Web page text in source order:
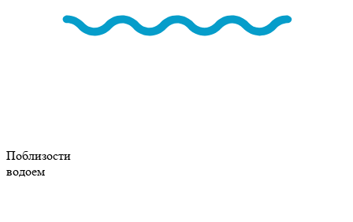
Поблизости
водоем